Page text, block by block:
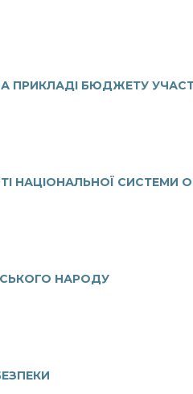
ПРИКЛАДІ БЮДЖЕТУ
НАЦІОНАЛЬНОЇ СИСТЕМИ
НАРОДУ